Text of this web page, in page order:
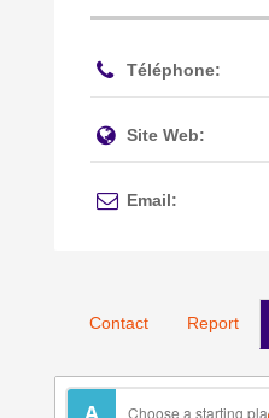
Téléphone:
Site Web:
Email:
Contact Report